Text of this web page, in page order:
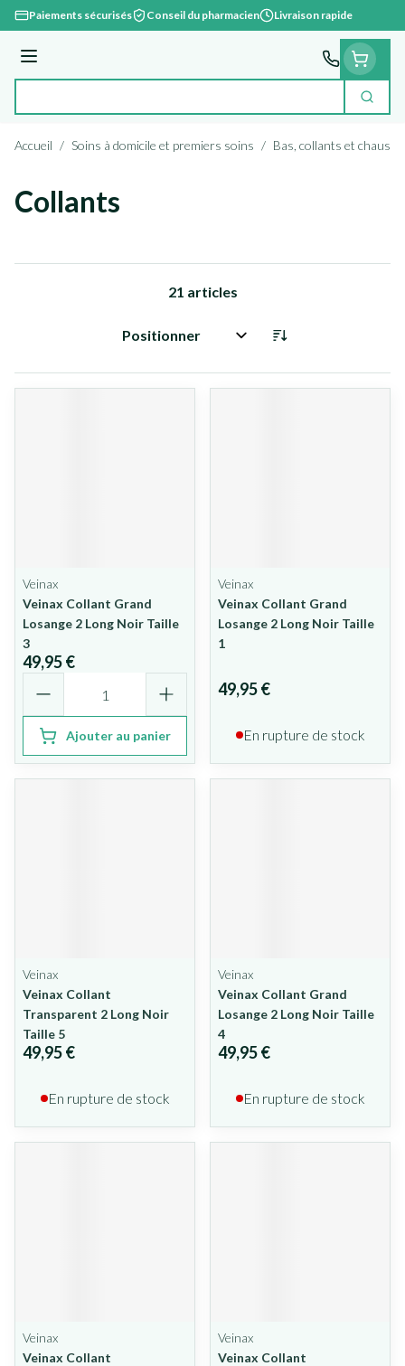
Aller au contenu
Paiements sécurisés Conseil du pharmacien Livraison rapide
Menu
Accueil / Soins à domicile et premiers soins / Bas, collants et
Collants
21 articles
Trier par:
Veinax
Veinax Collant Grand
Losange 2 Long Noir Taille
3
49,95 €
Ajouter au panier
Veinax
Veinax Collant Grand
Losange 2 Long Noir Taille
1
49,95 €
En rupture de stock
Veinax
Veinax Collant
Transparent 2 Long Noir
Taille 5
49,95 €
En rupture de stock
Veinax
Veinax Collant Grand
Losange 2 Long Noir Taille
4
49,95 €
En rupture de stock
Veinax
Veinax Collant
Veinax
Veinax Collant